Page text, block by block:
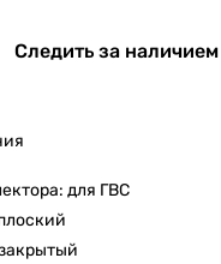
Следить за наличием
для ГВС